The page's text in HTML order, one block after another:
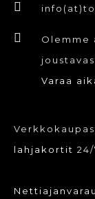
sivulla.
Olemme
Varaa
lahjakortit 24/